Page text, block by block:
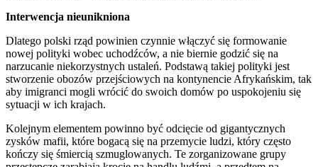
Interwencja nieunikniona
Dlatego polski rząd powinien czynnie włączyć się formowanie
nowej polityki wobec uchodźców, a nie biernie godzić się na
narzucanie niekorzystnych ustaleń. Podstawą takiej polityki jest
stworzenie obozów przejściowych na kontynencie Afrykańskim, tak
aby imigranci mogli wrócić do swoich domów po uspokojeniu się
sytuacji w ich krajach.
Kolejnym elementem powinno być odcięcie od gigantycznych
zysków mafii, które bogacą się na przemycie ludzi, który często
kończy się śmiercią szmuglowanych. Te zorganizowane grupy